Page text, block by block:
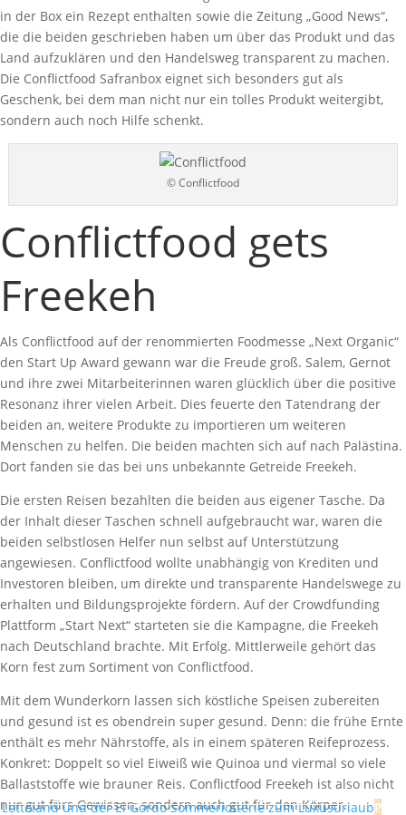
in der Box ein Rezept enthalten sowie die Zeitung „Good News“,
die die beiden geschrieben haben um über das Produkt und das
Land aufzuklären und den Handelsweg transparent zu machen.
Die Conflictfood Safranbox eignet sich besonders gut als
Geschenk, bei dem man nicht nur ein tolles Produkt weitergibt,
sondern auch noch Hilfe schenkt.
© Conflictfood
Conflictfood gets
Freekeh
Als Conflictfood auf der renommierten Foodmesse „Next Organic“
den Start Up Award gewann war die Freude groß. Salem, Gernot
und ihre zwei Mitarbeiterinnen waren glücklich über die positive
Resonanz ihrer vielen Arbeit. Dies feuerte den Tatendrang der
beiden an, weitere Produkte zu importieren um weiteren
Menschen zu helfen. Die beiden machten sich auf nach Palästina.
Dort fanden sie das bei uns unbekannte Getreide Freekeh.
Die ersten Reisen bezahlten die beiden aus eigener Tasche. Da
der Inhalt dieser Taschen schnell aufgebraucht war, waren die
beiden selbstlosen Helfer nun selbst auf Unterstützung
angewiesen. Conflictfood wollte unabhängig von Krediten und
Investoren bleiben, um direkte und transparente Handelswege zu
erhalten und Bildungsprojekte fördern. Auf der Crowdfunding
Plattform „Start Next“ starteten sie die Kampagne, die Freekeh
nach Deutschland brachte. Mit Erfolg. Mittlerweile gehört das
Korn fest zum Sortiment von Conflictfood.
Mit dem Wunderkorn lassen sich köstliche Speisen zubereiten
und gesund ist es obendrein super gesund. Denn: die frühe Ernte
enthält es mehr Nährstoffe, als in einem späteren Reifeprozess.
Konkret: Doppelt so viel Eiweiß wie Quinoa und viermal so viele
Ballaststoffe wie brauner Reis. Conflictfood Freekeh ist also nicht
nur gut fürs Gewissen, sondern auch gut für den Körper.